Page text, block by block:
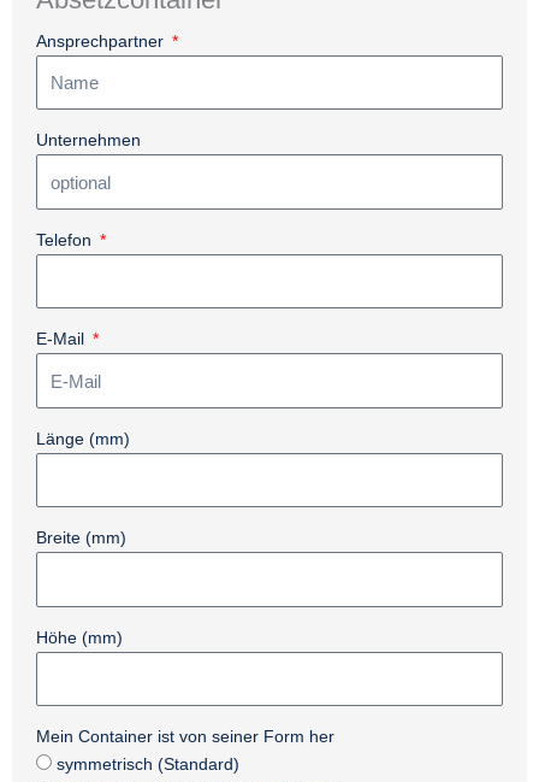
Ansprechpartner
Unternehmen
Telefon
E-Mail
Länge (mm)
Breite (mm)
Höhe (mm)
Mein Container ist von seiner Form her
symmetrisch (Standard)